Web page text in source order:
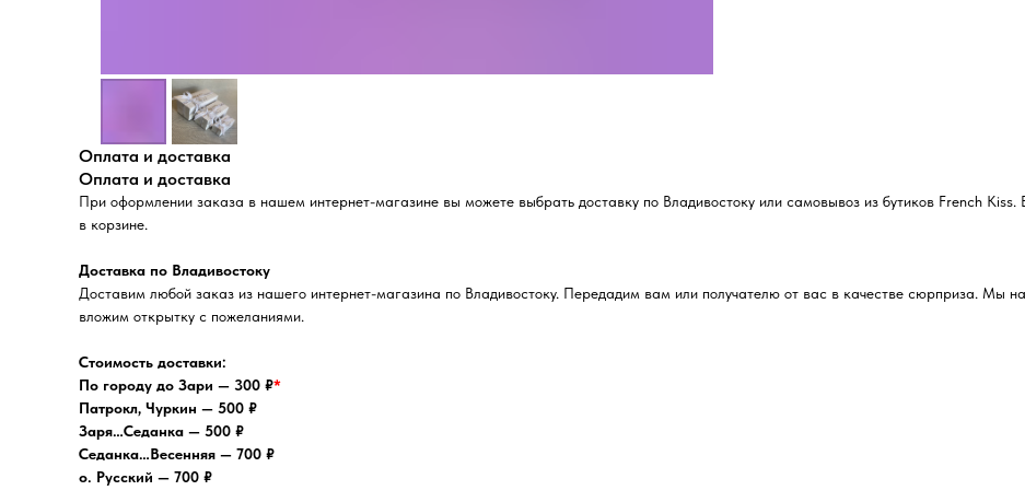
Оплата и доставка
Оплата и доставка
При оформлении заказа в нашем интернет-магазине вы можете выбрать доставку по Владивостоку или самовывоз из бутиков French Kiss.
в корзине.
Доставка по Владивостоку
Доставим любой заказ из нашего интернет-магазина по Владивостоку. Передадим вам или получателю от вас в качестве сюрприза. Мы
вложим открытку с пожеланиями.
Стоимость доставки:
По городу до Зари — 300 ₽*
Патрокл, Чуркин — 500 ₽
Заря…Седанка — 500 ₽
Седанка…Весенняя — 700 ₽
о. Русский — 700 ₽